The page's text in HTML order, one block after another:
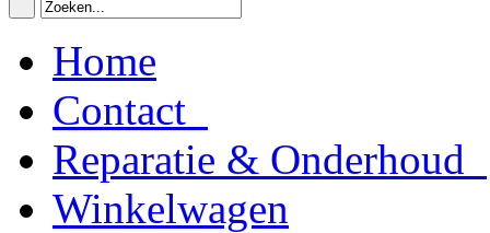
Home
Contact
Reparatie & Onderhoud
Winkelwagen